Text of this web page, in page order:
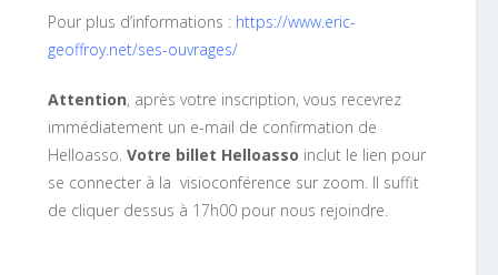
Pour plus d’informations : https://www.eric-
geoffroy.net/ses-ouvrages/
Attention, après votre inscription, vous recevrez
immédiatement un e-mail de confirmation de
Helloasso. Votre billet Helloasso inclut le lien pour
se connecter à la visioconférence sur zoom. Il suffit
de cliquer dessus à 17h00 pour nous rejoindre.